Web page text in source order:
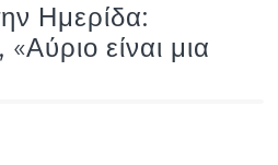
Ημερίδα:
είναι μια